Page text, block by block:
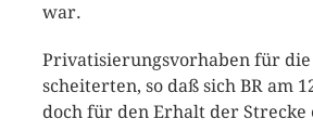
war.
Privatisierungsvorhaben für die
scheiterten, so daß sich BR am
doch für den Erhalt der Strecke